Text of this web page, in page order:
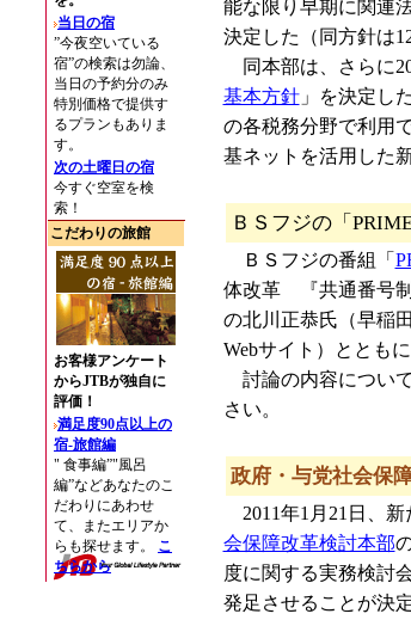
能な限り早期に関連
決定した（同方針は
同本部は、さらに
基本方針」を決定し
の各税務分野で利用
基ネットを活用した
ＢＳフジの「
ＢＳフジの番組「
体改革 『共通番号制
の北川正恭氏（早稲
Webサイト）とともに
討論の内容につい
さい。
政府・与党社会保
2011年1月21日、新
会保障改革検討本部
度に関する実務検討
発足させることが決